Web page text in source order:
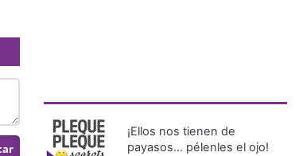
¡Ellos nos tienen de
payasos… pélenles el ojo!